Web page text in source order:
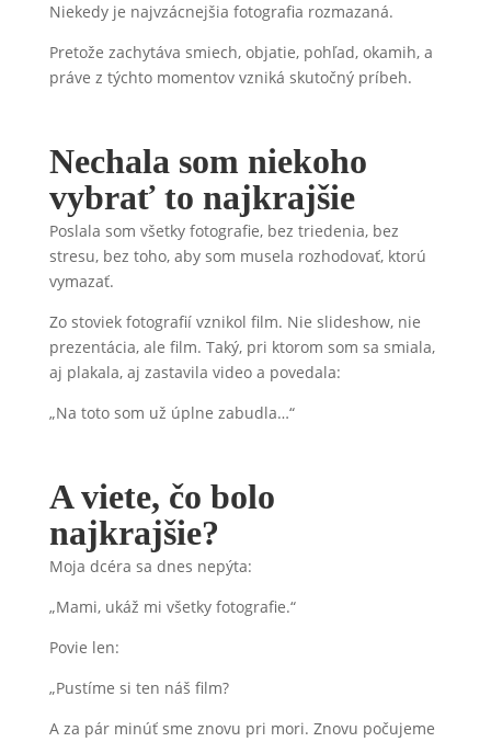
Niekedy je najvzácnejšia fotografia rozmazaná.
Pretože zachytáva smiech, objatie, pohľad, okamih, a
práve z týchto momentov vzniká skutočný príbeh.
Nechala som niekoho
vybrať to najkrajšie
Poslala som všetky fotografie, bez triedenia, bez
stresu, bez toho, aby som musela rozhodovať, ktorú
vymazať.
Zo stoviek fotografií vznikol film. Nie slideshow, nie
prezentácia, ale film. Taký, pri ktorom som sa smiala,
aj plakala, aj zastavila video a povedala:
„Na toto som už úplne zabudla…“
A viete, čo bolo
najkrajšie?
Moja dcéra sa dnes nepýta:
„Mami, ukáž mi všetky fotografie.“
Povie len:
„Pustíme si ten náš film?
A za pár minúť sme znovu pri mori. Znovu počujeme